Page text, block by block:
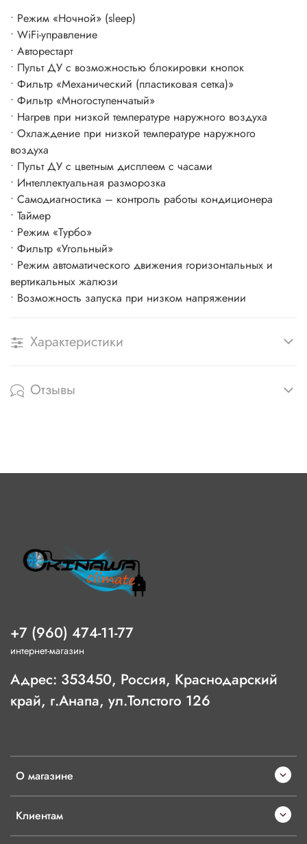
• Режим «Ночной» (sleep)
• WiFi-управление
• Авторестарт
• Пульт ДУ с возможностью блокировки кнопок
• Фильтр «Механический (пластиковая сетка)»
• Фильтр «Многоступенчатый»
• Нагрев при низкой температуре наружного воздуха
• Охлаждение при низкой температуре наружного
воздуха
• Пульт ДУ с цветным дисплеем с часами
• Интеллектуальная разморозка
• Самодиагностика – контроль работы кондиционера
• Таймер
• Режим «Турбо»
• Фильтр «Угольный»
• Режим автоматического движения горизонтальных и
вертикальных жалюзи
• Возможность запуска при низком напряжении
Характеристики
Отзывы
О магазине
Клиентам
+7 (960) 474-11-77
интернет-магазин
Адрес: 353450, Россия, Краснодарский
край, г.Анапа, ул.Толстого 126